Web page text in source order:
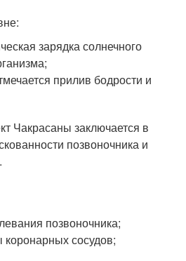
зарядка солнечного
прилив бодрости и
Чакрасаны заключается в
позвоночника и
позвоночника;
коронарных сосудов;